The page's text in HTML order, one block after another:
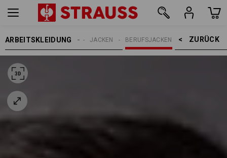
ARBEITSKLEIDUNG ZURÜCK    >
BERUFSJACKEN
JACKEN
DAMEN